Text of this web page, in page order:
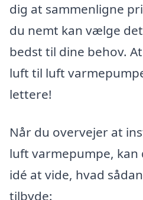
dig at sammenligne
du nemt kan vælge
bedst til dine behov.
luft til luft
lettere!
Når du overvejer at
luft varmepumpe,
idé at vide, hvad
tilbyde: